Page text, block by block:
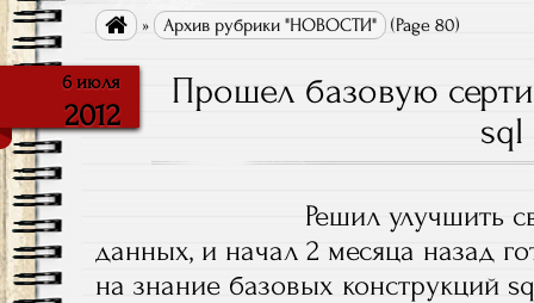
 » Архив рубрики "НОВОСТИ" (Page 80)
6 июля
2012
Прошел базовую
sql
Решил улучшить
данных, и начал 2 месяца назад
на знание базовых конструкций